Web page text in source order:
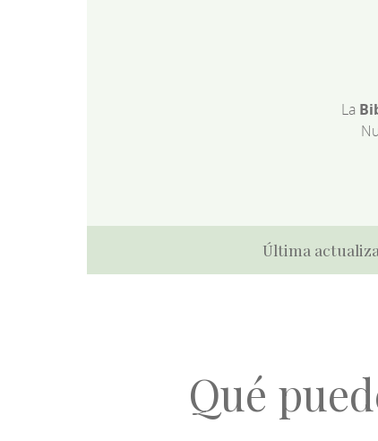
La
Última
Qué